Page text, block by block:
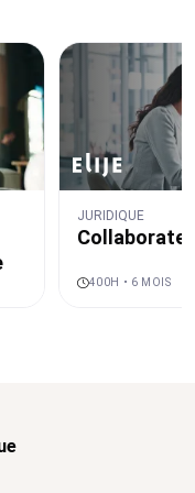
JURIDIQUE
400H • 6 MOIS